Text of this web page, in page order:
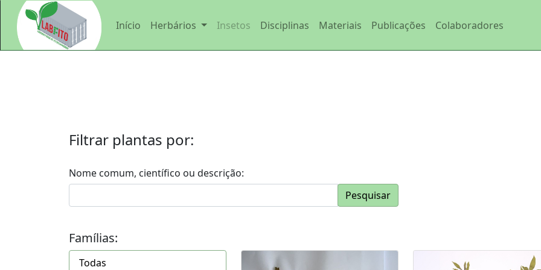
Fazer
Herbário
Início Herbários Insetos Disciplinas Materiais Publicações Colaboradores
Filtrar plantas por:
Nome comum, científico ou descrição:
Pesquisar
Famílias:
Todas